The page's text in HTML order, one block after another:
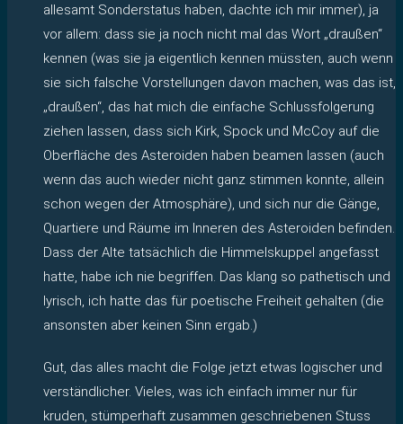
allesamt Sonderstatus haben, dachte ich mir immer), ja
vor allem: dass sie ja noch nicht mal das Wort „draußen“
kennen (was sie ja eigentlich kennen müssten, auch wenn
sie sich falsche Vorstellungen davon machen, was das ist,
„draußen“, das hat mich die einfache Schlussfolgerung
ziehen lassen, dass sich Kirk, Spock und McCoy auf die
Oberfläche des Asteroiden haben beamen lassen (auch
wenn das auch wieder nicht ganz stimmen konnte, allein
schon wegen der Atmosphäre), und sich nur die Gänge,
Quartiere und Räume im Inneren des Asteroiden befinden.
Dass der Alte tatsächlich die Himmelskuppel angefasst
hatte, habe ich nie begriffen. Das klang so pathetisch und
lyrisch, ich hatte das für poetische Freiheit gehalten (die
ansonsten aber keinen Sinn ergab.)
Gut, das alles macht die Folge jetzt etwas logischer und
verständlicher. Vieles, was ich einfach immer nur für
kruden, stümperhaft zusammen geschriebenen Stuss